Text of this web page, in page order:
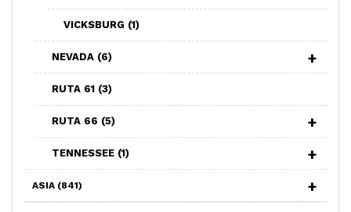
VICKSBURG (1)
NEVADA (6)
RUTA 61 (3)
RUTA 66 (5)
TENNESSEE (1)
ASIA (841)